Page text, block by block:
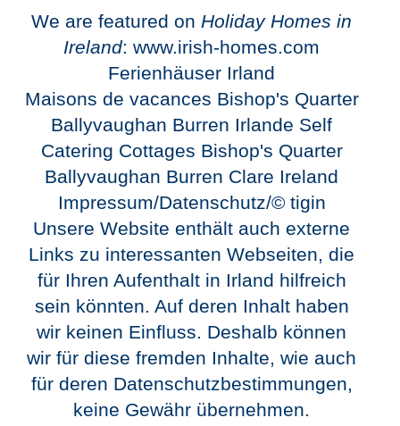
We are featured on Holiday Homes in
Ireland: www.irish-homes.com
Ferienhäuser Irland
Maisons de vacances Bishop's Quarter
Ballyvaughan Burren Irlande Self
Catering Cottages Bishop's Quarter
Ballyvaughan Burren Clare Ireland
Impressum/Datenschutz/© tigin
Unsere Website enthält auch externe
Links zu interessanten Webseiten, die
für Ihren Aufenthalt in Irland hilfreich
sein könnten. Auf deren Inhalt haben
wir keinen Einfluss. Deshalb können
wir für diese fremden Inhalte, wie auch
für deren Datenschutzbestimmungen,
keine Gewähr übernehmen.